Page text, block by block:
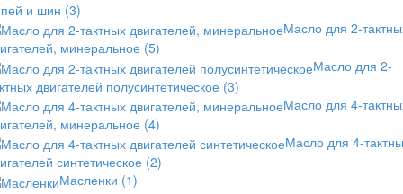
и шин (3)
Масло для 2-
минеральное (5)
Масло для 2-
двигателей полусинтетическое (3)
Масло для 4-
минеральное (4)
Масло для 4-
синтетическое (2)
Масленки (1)